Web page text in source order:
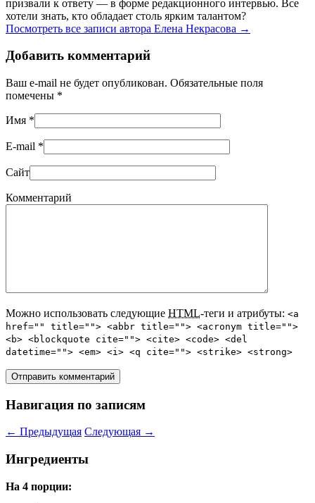
призвали к ответу — в форме редакционного интервью. Все
хотели знать, кто обладает столь ярким талантом?
Посмотреть все записи автора Елена Некрасова →
Добавить комментарий
Ваш e-mail не будет опубликован. Обязательные поля
помечены *
Имя *
E-mail *
Сайт
Комментарий
Можно использовать следующие HTML-теги и атрибуты: <a
href="" title=""> <abbr title=""> <acronym title="">
<b> <blockquote cite=""> <cite> <code> <del
datetime=""> <em> <i> <q cite=""> <strike> <strong>
Навигация по записям
← Предыдущая Следующая →
Ингредиенты
На 4 порции: